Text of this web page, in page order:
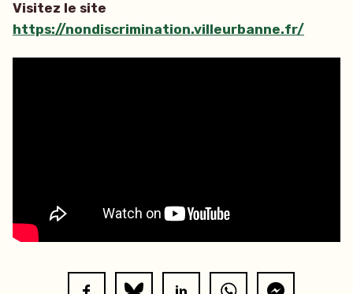
Visitez le site
https://nondiscrimination.villeurbanne.fr/